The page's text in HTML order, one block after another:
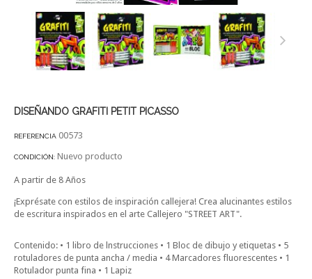
DISEÑANDO GRAFITI PETIT PICASSO
REFERENCIA 00573
CONDICIÓN: Nuevo producto
A partir de 8 Años
¡Exprésate con estilos de inspiración callejera! Crea alucinantes estilos
de escritura inspirados en el arte Callejero "STREET ART".
Contenido: • 1 libro de lnstrucciones • 1 Bloc de dibujo y etiquetas • 5
rotuladores de punta ancha / media • 4 Marcadores fluorescentes • 1
Rotulador punta fina • 1 Lapiz